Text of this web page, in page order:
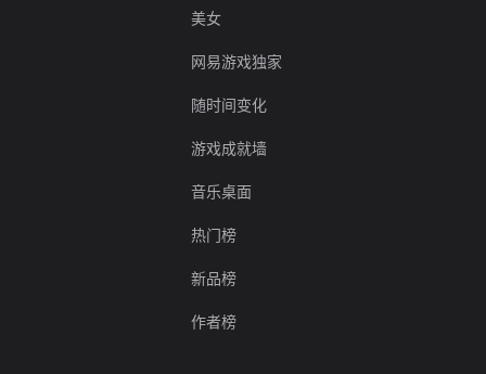
美女
网易游戏独家
随时间变化
游戏成就墙
音乐桌面
热门榜
新品榜
作者榜